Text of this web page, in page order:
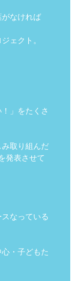
なければ
ェクト。
」をたくさ
取り組んだ
発表させて
なっている
・子どもた